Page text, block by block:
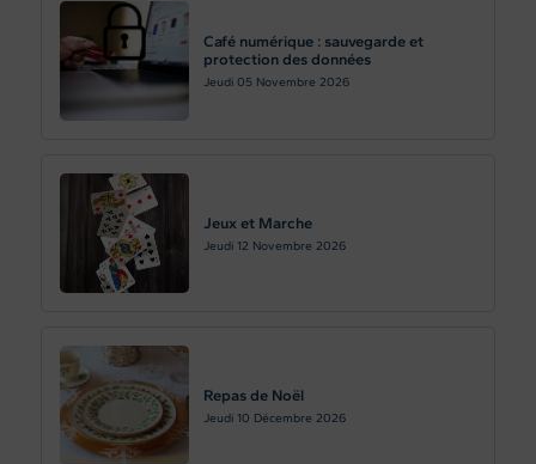
Café numérique : sauvegarde et
protection des données
Jeudi 05 Novembre 2026
Jeux et Marche
Jeudi 12 Novembre 2026
Repas de Noël
Jeudi 10 Décembre 2026